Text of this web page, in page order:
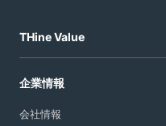
THine Value
企業情報
会社情報